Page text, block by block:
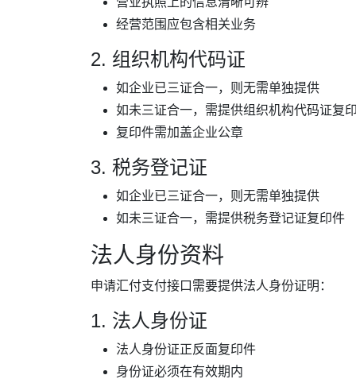
经营范围应包含相关业务
2. 组织机构代码证
如企业已三证合一，则无需单独提供
如未三证合一，需提供组织机构代码证复
复印件需加盖企业公章
3. 税务登记证
如企业已三证合一，则无需单独提供
如未三证合一，需提供税务登记证复印件
法人身份资料
申请汇付支付接口需要提供法人身份证明：
1. 法人身份证
法人身份证正反面复印件
身份证必须在有效期内